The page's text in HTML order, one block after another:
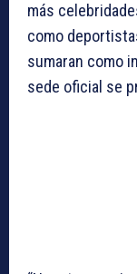
más
como
sumaran como
sede oficial se